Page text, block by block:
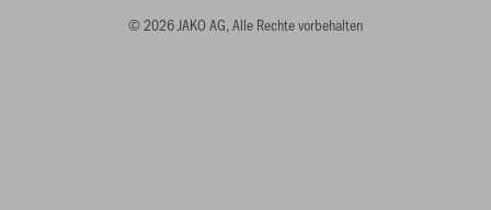
© 2026 JAKO AG, Alle Rechte vorbehalten